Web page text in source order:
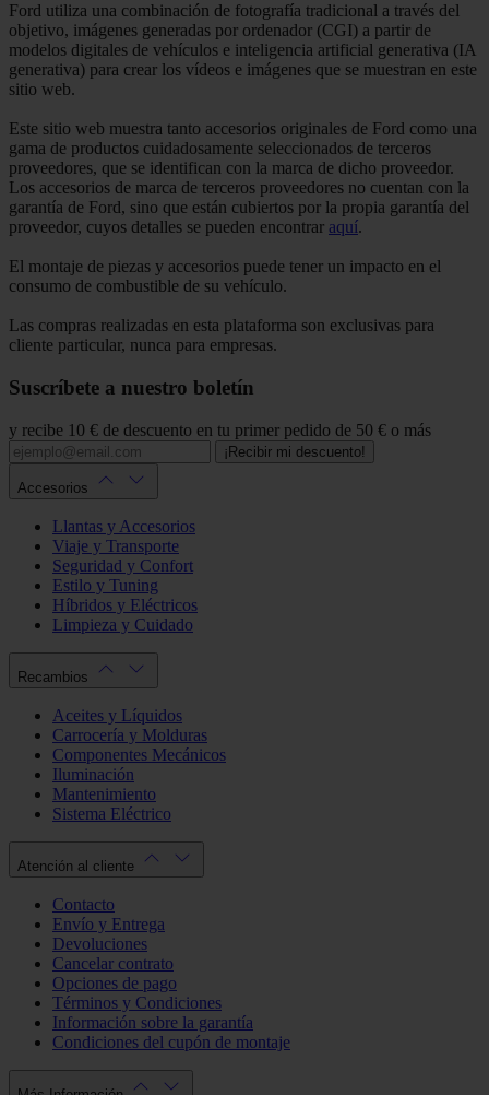
Ford utiliza una combinación de fotografía tradicional a través del
objetivo, imágenes generadas por ordenador (CGI) a partir de
modelos digitales de vehículos e inteligencia artificial generativa (IA
generativa) para crear los vídeos e imágenes que se muestran en este
sitio web.
Este sitio web muestra tanto accesorios originales de Ford como una
gama de productos cuidadosamente seleccionados de terceros
proveedores, que se identifican con la marca de dicho proveedor.
Los accesorios de marca de terceros proveedores no cuentan con la
garantía de Ford, sino que están cubiertos por la propia garantía del
proveedor, cuyos detalles se pueden encontrar aquí.
El montaje de piezas y accesorios puede tener un impacto en el
consumo de combustible de su vehículo.
Las compras realizadas en esta plataforma son exclusivas para
cliente particular, nunca para empresas.
Suscríbete a nuestro boletín
y recibe 10 € de descuento en tu primer pedido de 50 € o más
¡Recibir mi descuento!
Accesorios
Llantas y Accesorios
Viaje y Transporte
Seguridad y Confort
Estilo y Tuning
Híbridos y Eléctricos
Limpieza y Cuidado
Recambios
Aceites y Líquidos
Carrocería y Molduras
Componentes Mecánicos
Iluminación
Mantenimiento
Sistema Eléctrico
Atención al cliente
Contacto
Envío y Entrega
Devoluciones
Cancelar contrato
Opciones de pago
Términos y Condiciones
Información sobre la garantía
Condiciones del cupón de montaje